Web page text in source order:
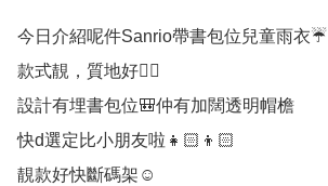
今日介紹呢件Sanrio帶書包位兒童雨衣☔️
款式靚，質地好👍🏻
設計有埋書包位🎒仲有加闊透明帽檐
快d選定比小朋友啦👧🏻👦🏻
靚款好快斷碼架☺️